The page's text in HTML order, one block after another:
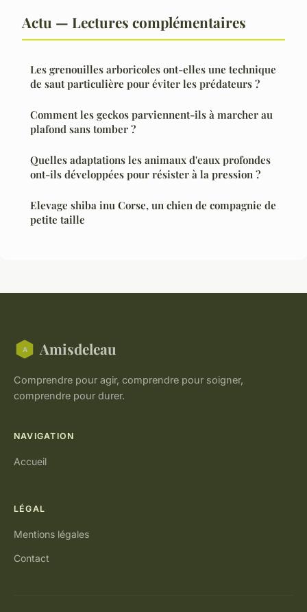
Actu — Lectures complémentaires
Les grenouilles arboricoles ont-elles une technique
de saut particulière pour éviter les prédateurs ?
Comment les geckos parviennent-ils à marcher au
plafond sans tomber ?
Quelles adaptations les animaux d'eaux profondes
ont-ils développées pour résister à la pression ?
Elevage shiba inu Corse, un chien de compagnie de
petite taille
Amisdeleau
Comprendre pour agir, comprendre pour soigner,
comprendre pour durer.
NAVIGATION
Accueil
LÉGAL
Mentions légales
Contact